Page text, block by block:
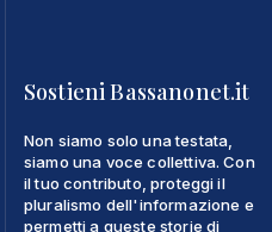
Sostieni Bassanonet.it
Non siamo solo una testata,
siamo una voce collettiva. Con
il tuo contributo, proteggi il
pluralismo dell'informazione e
permetti a queste storie di